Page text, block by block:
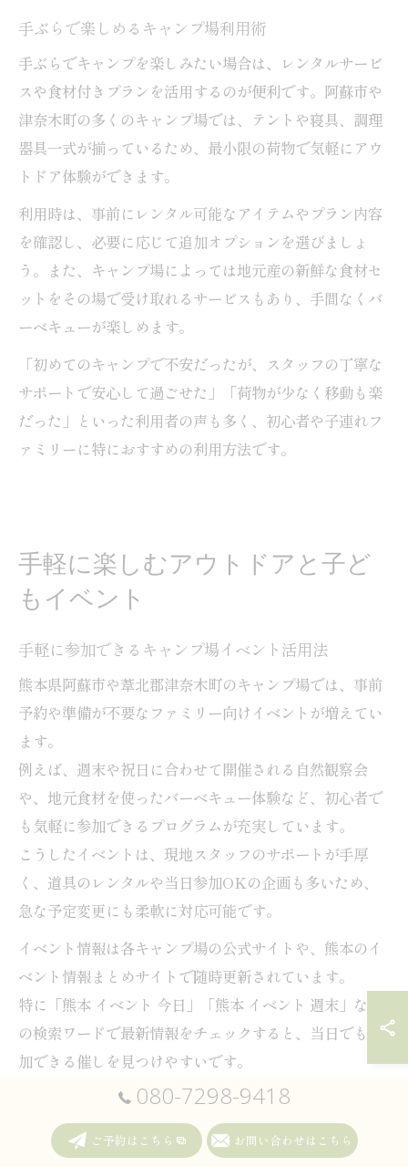
手ぶらで楽しめるキャンプ場利用術
手ぶらでキャンプを楽しみたい場合は、レンタルサービ
スや食材付きプランを活用するのが便利です。阿蘇市や
津奈木町の多くのキャンプ場では、テントや寝具、調理
器具一式が揃っているため、最小限の荷物で気軽にアウ
トドア体験ができます。
利用時は、事前にレンタル可能なアイテムやプラン内容
を確認し、必要に応じて追加オプションを選びましょ
う。また、キャンプ場によっては地元産の新鮮な食材セ
ットをその場で受け取れるサービスもあり、手間なくバ
ーベキューが楽しめます。
「初めてのキャンプで不安だったが、スタッフの丁寧な
サポートで安心して過ごせた」「荷物が少なく移動も楽
だった」といった利用者の声も多く、初心者や子連れフ
ァミリーに特におすすめの利用方法です。
手軽に楽しむアウトドアと子ど
もイベント
手軽に参加できるキャンプ場イベント活用法
熊本県阿蘇市や葦北郡津奈木町のキャンプ場では、事前
予約や準備が不要なファミリー向けイベントが増えてい
ます。
例えば、週末や祝日に合わせて開催される自然観察会
や、地元食材を使ったバーベキュー体験など、初心者で
も気軽に参加できるプログラムが充実しています。
こうしたイベントは、現地スタッフのサポートが手厚
く、道具のレンタルや当日参加OKの企画も多いため、
急な予定変更にも柔軟に対応可能です。
イベント情報は各キャンプ場の公式サイトや、熊本のイ
ベント情報まとめサイトで随時更新されています。
特に「熊本 イベント 今日」「熊本 イベント 週末」など
の検索ワードで最新情報をチェックすると、当日でも参
加できる催しを見つけやすいです。
注意点として、人気イベントは早めに定員に達する場合
もあるため、気になる企画はこまめに情報を確認し、事
前に問い合わせをするのがおすすめです。
080-7298-9418
ご予約はこちら お問い合わせはこちら